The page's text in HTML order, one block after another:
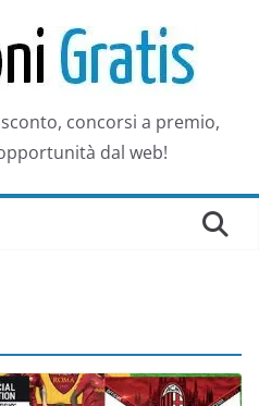
concorsi a premio,
dal web!